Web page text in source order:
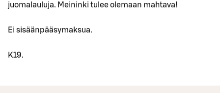
juomalauluja. Meininki tulee olemaan mahtava!
Ei sisäänpääsymaksua.
K19.